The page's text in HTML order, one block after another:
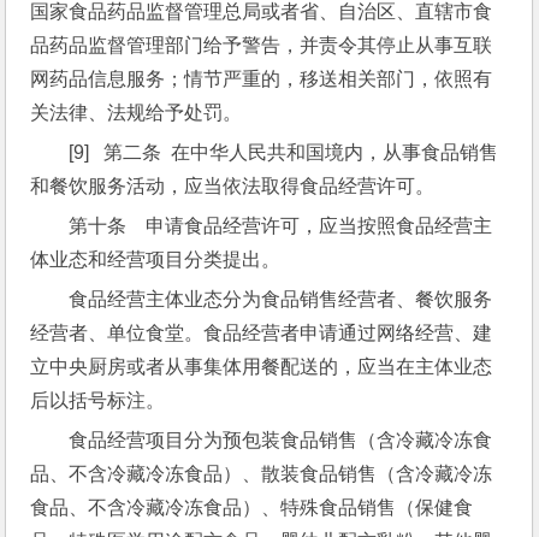
国家食品药品监督管理总局或者省、自治区、直辖市食
品药品监督管理部门给予警告，并责令其停止从事互联
网药品信息服务；情节严重的，移送相关部门，依照有
关法律、法规给予处罚。
[9]   第二条  在中华人民共和国境内，从事食品销售
和餐饮服务活动，应当依法取得食品经营许可。
第十条　申请食品经营许可，应当按照食品经营主
体业态和经营项目分类提出。
食品经营主体业态分为食品销售经营者、餐饮服务
经营者、单位食堂。食品经营者申请通过网络经营、建
立中央厨房或者从事集体用餐配送的，应当在主体业态
后以括号标注。
食品经营项目分为预包装食品销售（含冷藏冷冻食
品、不含冷藏冷冻食品）、散装食品销售（含冷藏冷冻
食品、不含冷藏冷冻食品）、特殊食品销售（保健食